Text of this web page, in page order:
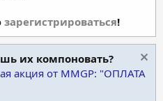
зарегистрироваться!
их компоновать?
акция от MMGP: "ОПЛАТА